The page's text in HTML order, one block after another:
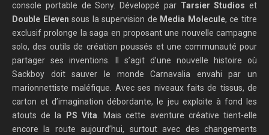
console portable de Sony. Développé par Tarsier Studios et
Double Eleven sous la supervision de Media Molecule, ce titre
exclusif prolonge la saga en proposant une nouvelle campagne
solo, des outils de création poussés et une communauté pour
partager ses inventions. Il s’agit d’une nouvelle histoire où
Sackboy doit sauver le monde Carnavalia envahi par un
marionnettiste maléfique. Avec ses niveaux faits de tissus, de
carton et d’imagination débordante, le jeu exploite à fond les
atouts de la
PS Vita. Mais cette aventure créative tient-elle
encore la route aujourd’hui, surtout avec des changements